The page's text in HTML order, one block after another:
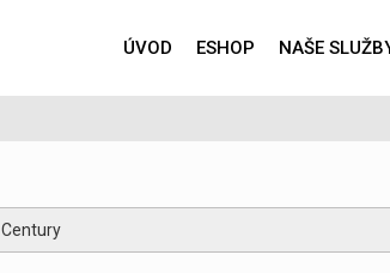
ÚVOD ESHOP NAŠE
Century